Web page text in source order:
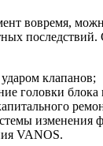
вовремя,
клапанов;
головки
изменения
VANOS.